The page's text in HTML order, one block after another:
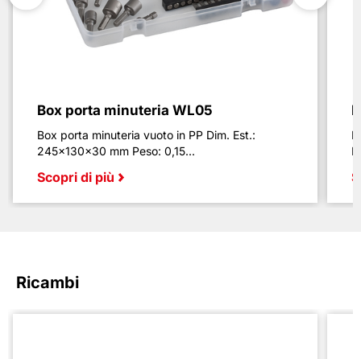
Box porta minuteria WL05
Box porta minuteria vuoto in PP Dim. Est.:
245x130x30 mm Peso: 0,15...
Scopri di più
Ricambi